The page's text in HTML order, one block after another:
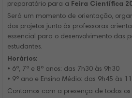
preparatório para a Feira Científica
Será um momento de orientação,
dos projetos junto às professoras
essencial para o desenvolvimento das
estudantes.
Horários:
• 6º, 7º e 8º anos: das 7h30 às 9h30
• 9º ano e Ensino Médio: das 9h45 às
Contamos com a presença de todos